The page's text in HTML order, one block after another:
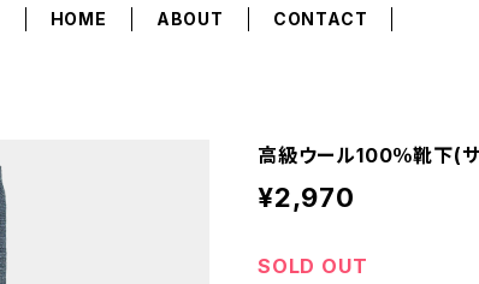
HOME ABOUT CONTACT
高級ウール100％靴下(サ
¥2,970
SOLD OUT